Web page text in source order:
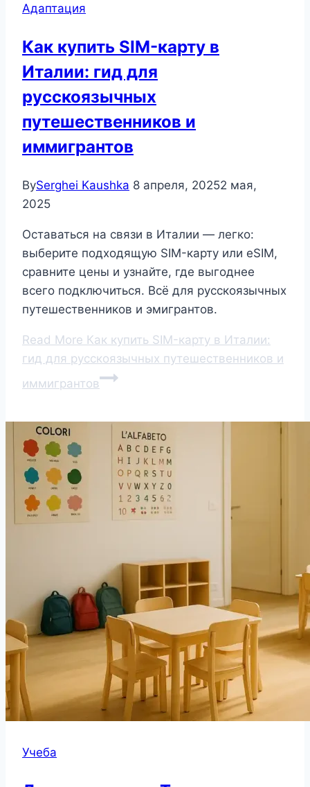
Адаптация
Как купить SIM-карту в
Италии: гид для
русскоязычных
путешественников и
иммигрантов
BySerghei Kaushka 8 апреля, 20252 мая,
2025
Оставаться на связи в Италии — легко:
выберите подходящую SIM-карту или eSIM,
сравните цены и узнайте, где выгоднее
всего подключиться. Всё для русскоязычных
путешественников и эмигрантов.
Read More Как купить SIM-карту в Италии:
гид для русскоязычных путешественников и
иммигрантов
Учеба